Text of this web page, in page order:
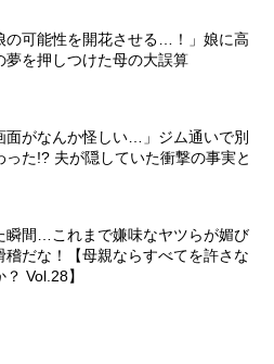
の可能性を開花させる…！」娘に高
夢を押しつけた母の大誤算
面がなんか怪しい…」ジム通いで別
った!? 夫が隠していた衝撃の事実と
瞬間…これまで嫌味なヤツらが媚び
稽だな！【母親ならすべてを許さな
Vol.28】